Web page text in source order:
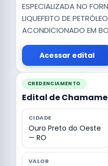
ESPECIALIZADA NO
LIQUEFEITO DE
ACONDICIONADO EM
Acessar edital
CREDENCIAMENTO
Edital de
CIDADE
Ouro Preto do Oeste
— RO
VALOR